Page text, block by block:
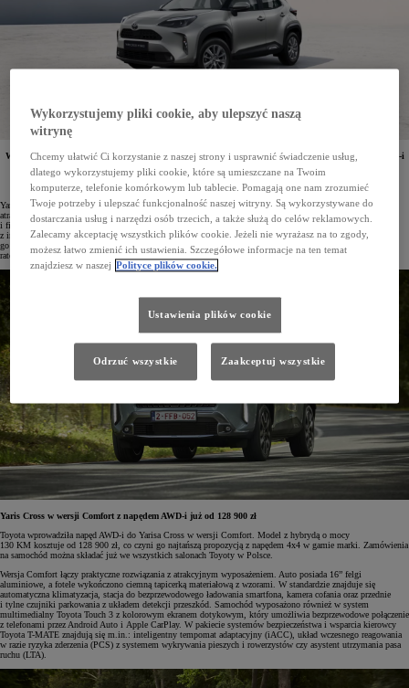
Wersja Comfort w Toyocie Yaris Cross została wzbogacona o inteligentny napęd na cztery koła AWD-i
stanowiąc najtańszą propozycję w ofercie Toyoty z napędem 4x4. Samochód można już zamawiać
w salonach marki.
Yaris Cross to najlepiej sprzedający się model Toyoty w Europie i lider segmentu B-SUV w Polsce. Jego
atrakcyjna stylistyka oraz różnorodne wersje wyposażenia trafiają zarówno do klientów indywidualnych, jak
i firm, które doceniają praktyczność pojazdu oraz oszczędny i niezawodny układ hybrydowy. Yaris Cross
z inteligentnym napędem na cztery koła AWD-i świetnie radzi sobie w trudniejszych warunkach, co czyni
go popularnym wyborem w branży budowlanej, ochroniarskiej oraz w służbach takich jak leśnictwo czy
ratownictwo wodne, gdzie pojazdy często poruszają się po terenach nieutwardzonych.
Yaris Cross w wersji Comfort z napędem AWD-i już od 128 900 zł
Toyota wprowadziła napęd AWD-i do Yarisa Cross w wersji Comfort. Model z hybrydą o mocy
130 KM kosztuje od 128 900 zł, co czyni go najtańszą propozycją z napędem 4x4 w gamie marki. Zamówienia
na samochód można składać już we wszystkich salonach Toyoty w Polsce.
Wersja Comfort łączy praktyczne rozwiązania z atrakcyjnym wyposażeniem. Auto posiada 16” felgi
aluminiowe, a fotele wykończono ciemną tapicerką materiałową z wzorami. W standardzie znajduje się
automatyczna klimatyzacja, stacja do bezprzewodowego ładowania smartfona, kamera cofania oraz przednie
i tylne czujniki parkowania z układem detekcji przeszkód. Samochód wyposażono również w system
multimedialny Toyota Touch 3 z kolorowym ekranem dotykowym, który umożliwia bezprzewodowe połączenie
z telefonami przez Android Auto i Apple CarPlay. W pakiecie systemów bezpieczeństwa i wsparcia kierowcy
Toyota T-MATE znajdują się m.in.: inteligentny tempomat adaptacyjny (iACC), układ wczesnego reagowania
w razie ryzyka zderzenia (PCS) z systemem wykrywania pieszych i rowerzystów czy asystent utrzymania pasa
ruchu (LTA).
Wykorzystujemy pliki cookie, aby ulepszyć naszą
witrynę
Chcemy ułatwić Ci korzystanie z naszej strony i usprawnić świadczenie usług,
dlatego wykorzystujemy pliki cookie, które są umieszczane na Twoim
komputerze, telefonie komórkowym lub tablecie. Pomagają one nam zrozumieć
Twoje potrzeby i ulepszać funkcjonalność naszej witryny. Są wykorzystywane do
dostarczania usług i narzędzi osób trzecich, a także służą do celów reklamowych.
Zalecamy akceptację wszystkich plików cookie. Jeżeli nie wyrażasz na to zgody,
możesz łatwo zmienić ich ustawienia. Szczegółowe informacje na ten temat
znajdziesz w naszej Polityce plików cookie.
Ustawienia plików cookie
Odrzuć wszystkie Zaakceptuj wszystkie